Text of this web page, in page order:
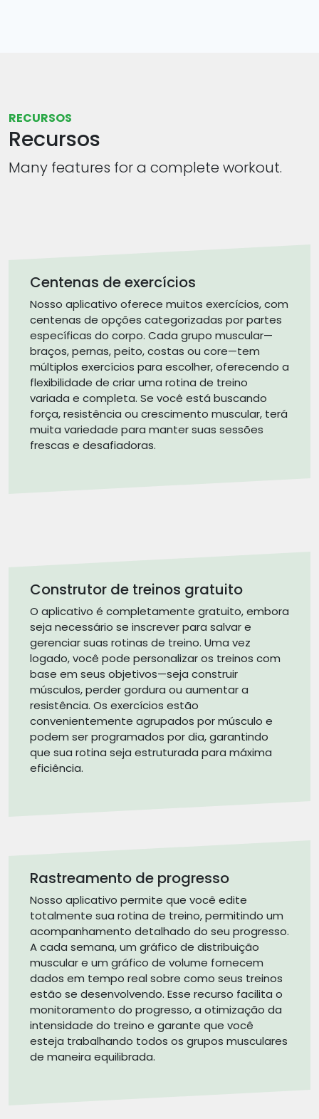
RECURSOS
Recursos
Many features for a complete workout.
Centenas de exercícios
Nosso aplicativo oferece muitos exercícios, com
centenas de opções categorizadas por partes
específicas do corpo. Cada grupo muscular—
braços, pernas, peito, costas ou core—tem
múltiplos exercícios para escolher, oferecendo a
flexibilidade de criar uma rotina de treino
variada e completa. Se você está buscando
força, resistência ou crescimento muscular, terá
muita variedade para manter suas sessões
frescas e desafiadoras.
Construtor de treinos gratuito
O aplicativo é completamente gratuito, embora
seja necessário se inscrever para salvar e
gerenciar suas rotinas de treino. Uma vez
logado, você pode personalizar os treinos com
base em seus objetivos—seja construir
músculos, perder gordura ou aumentar a
resistência. Os exercícios estão
convenientemente agrupados por músculo e
podem ser programados por dia, garantindo
que sua rotina seja estruturada para máxima
eficiência.
Rastreamento de progresso
Nosso aplicativo permite que você edite
totalmente sua rotina de treino, permitindo um
acompanhamento detalhado do seu progresso.
A cada semana, um gráfico de distribuição
muscular e um gráfico de volume fornecem
dados em tempo real sobre como seus treinos
estão se desenvolvendo. Esse recurso facilita o
monitoramento do progresso, a otimização da
intensidade do treino e garante que você
esteja trabalhando todos os grupos musculares
de maneira equilibrada.